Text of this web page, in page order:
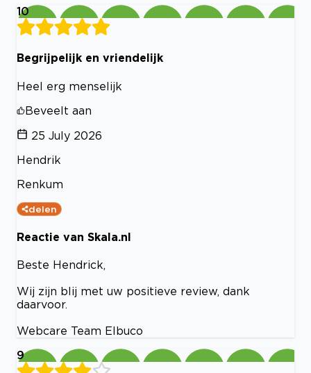
10
Begrijpelijk en vriendelijk
Heel erg menselijk
Beveelt aan
25 July 2026
Hendrik
Renkum
delen
Reactie van Skala.nl
Beste Hendrick,
Wij zijn blij met uw positieve review, dank
daarvoor.
Webcare Team Elbuco
9